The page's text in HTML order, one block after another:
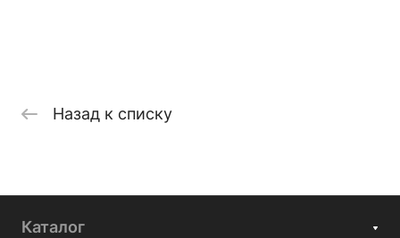
Назад к списку
Каталог